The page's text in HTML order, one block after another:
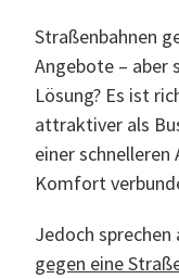
Straßenbahnen
Angebote – aber
Lösung? Es ist
attraktiver als
einer
Komfort
Jedoch
gegen eine